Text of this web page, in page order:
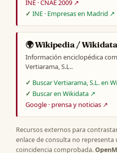
INE · CNAE 2009 ↗
INE · Empresas en Madrid ↗
🌍 Wikipedia / Wikidata
Información enciclopédica
Vertiarama, S.L..
Buscar Vertiarama, S.L. en
Buscar en Wikidata ↗
Google · prensa y noticias ↗
Recursos externos para
enlace de consulta no
coincidencia comprobada.